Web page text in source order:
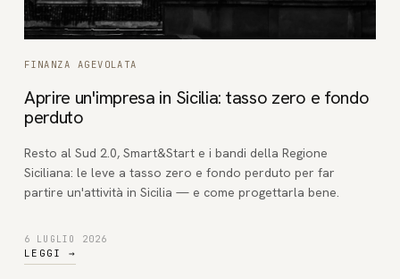
FINANZA AGEVOLATA
Aprire un'impresa in Sicilia: tasso zero e fondo
perduto
Resto al Sud 2.0, Smart&Start e i bandi della Regione
Siciliana: le leve a tasso zero e fondo perduto per far
partire un'attività in Sicilia — e come progettarla bene.
6 LUGLIO 2026
LEGGI →